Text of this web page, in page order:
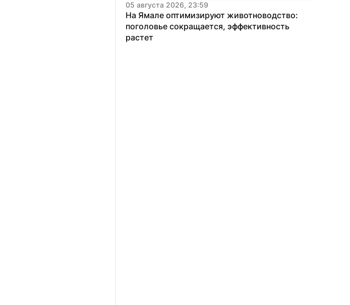
05 августа 2026, 23:59
На Ямале оптимизируют животноводство:
поголовье сокращается, эффективность
растет